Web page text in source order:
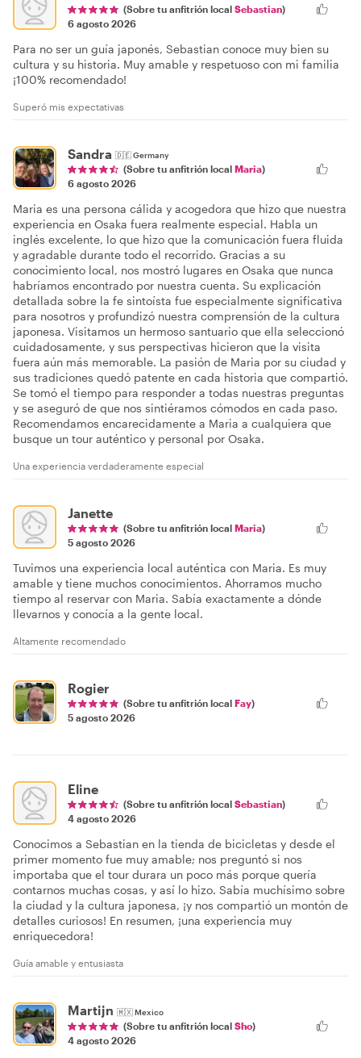
(Sobre tu anfitrión local Sebastian)
6 agosto 2026
Para no ser un guía japonés, Sebastian conoce muy bien su
cultura y su historia. Muy amable y respetuoso con mi familia
¡100% recomendado!
Superó mis expectativas
Sandra 🇩🇪Germany
(Sobre tu anfitrión local Maria)
6 agosto 2026
Maria es una persona cálida y acogedora que hizo que nuestra
experiencia en Osaka fuera realmente especial. Habla un
inglés excelente, lo que hizo que la comunicación fuera fluida
y agradable durante todo el recorrido. Gracias a su
conocimiento local, nos mostró lugares en Osaka que nunca
habríamos encontrado por nuestra cuenta. Su explicación
detallada sobre la fe sintoísta fue especialmente significativa
para nosotros y profundizó nuestra comprensión de la cultura
japonesa. Visitamos un hermoso santuario que ella seleccionó
cuidadosamente, y sus perspectivas hicieron que la visita
fuera aún más memorable. La pasión de Maria por su ciudad y
sus tradiciones quedó patente en cada historia que compartió.
Se tomó el tiempo para responder a todas nuestras preguntas
y se aseguró de que nos sintiéramos cómodos en cada paso.
Recomendamos encarecidamente a Maria a cualquiera que
busque un tour auténtico y personal por Osaka.
Una experiencia verdaderamente especial
Janette
(Sobre tu anfitrión local Maria)
5 agosto 2026
Tuvimos una experiencia local auténtica con Maria. Es muy
amable y tiene muchos conocimientos. Ahorramos mucho
tiempo al reservar con Maria. Sabía exactamente a dónde
llevarnos y conocía a la gente local.
Altamente recomendado
Rogier
(Sobre tu anfitrión local Fay)
5 agosto 2026
Eline
(Sobre tu anfitrión local Sebastian)
4 agosto 2026
Conocimos a Sebastian en la tienda de bicicletas y desde el
primer momento fue muy amable; nos preguntó si nos
importaba que el tour durara un poco más porque quería
contarnos muchas cosas, y así lo hizo. Sabía muchísimo sobre
la ciudad y la cultura japonesa, ¡y nos compartió un montón de
detalles curiosos! En resumen, ¡una experiencia muy
enriquecedora!
Guía amable y entusiasta
Martijn 🇲🇽Mexico
(Sobre tu anfitrión local Sho)
4 agosto 2026